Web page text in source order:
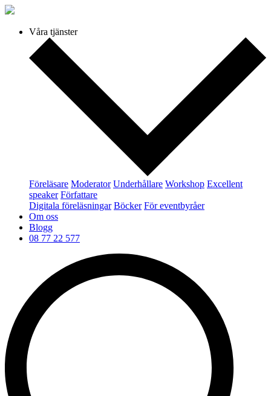
Våra tjänster
Föreläsare Moderator Underhållare Workshop Excellent
speaker Författare
Digitala föreläsningar Böcker För eventbyråer
Om oss
Blogg
08 77 22 577